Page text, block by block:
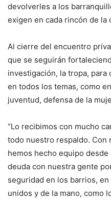
devolverles a los
exigen en cada rincón de la
Al cierre del encuentro
que se seguirán
investigación, la tropa, para
en todos los temas, como
juventud, defensa de la
“Lo recibimos con mucho
todo nuestro respaldo. Con
hemos hecho equipo
deuda con nuestra gente
seguridad en los barrios,
unidos y de la mano, como